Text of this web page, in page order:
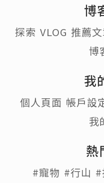
博
探索 VLOG 推薦
博
我
個人頁面 帳戶設
我
熱
#寵物 #行山